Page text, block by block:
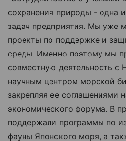
сохранения природы - одна
задач предприятия. Мы уже
проекты по поддержке и
среды. Именно поэтому мы
совместную деятельность с
научным центром морской
закрепляя ее соглашениями
экономического форума. В
поддержали программы по
фауны Японского моря, а